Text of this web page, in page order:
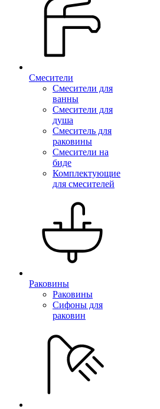
Смесители
Смесители для
ванны
Смесители для
душа
Смеситель для
раковины
Смесители на
биде
Комплектующие
для смесителей
Раковины
Раковины
Сифоны для
раковин